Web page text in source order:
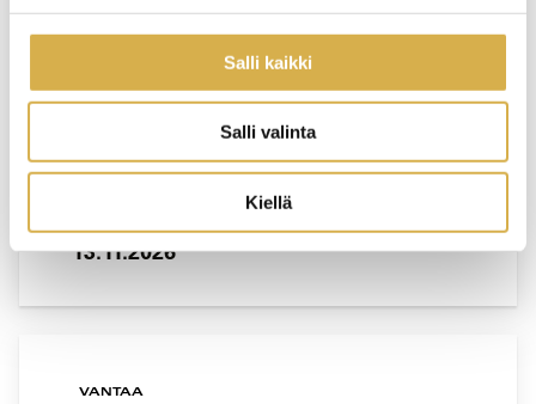
Salli kaikki
Salli valinta
Kiellä
ammatillisessa koulutuksessa |
20.11.2026
VIIMEINEN ILMOITTAUTUMISPÄIVÄ
13.11.2026
VANTAA